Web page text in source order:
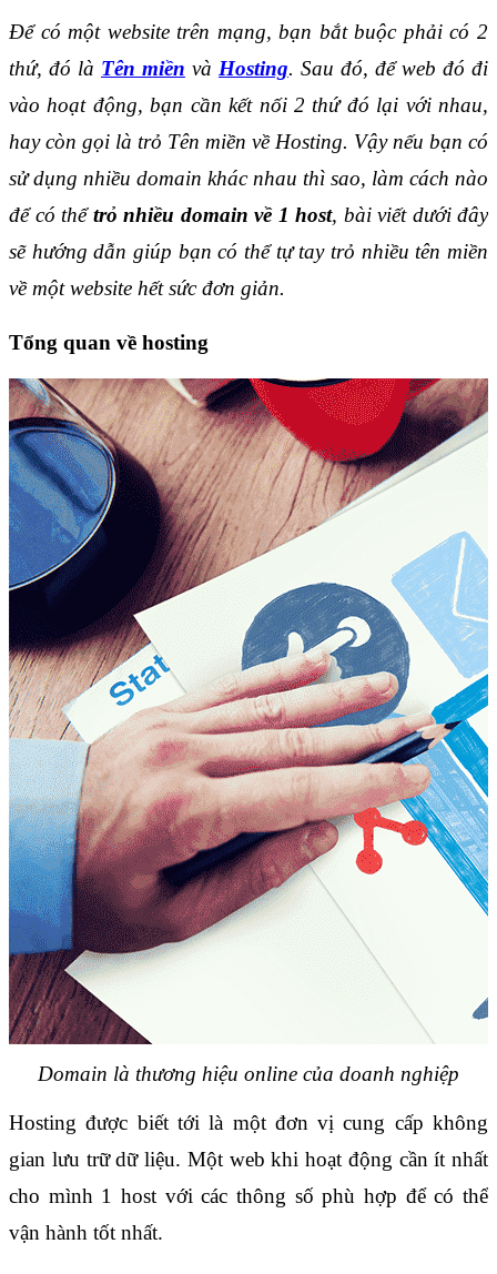
Để có một website trên mạng, bạn bắt buộc phải có 2
thứ, đó là Tên miền và Hosting. Sau đó, để web đó đi
vào hoạt động, bạn cần kết nối 2 thứ đó lại với nhau,
hay còn gọi là trỏ Tên miền về Hosting. Vậy nếu bạn có
sử dụng nhiều domain khác nhau thì sao, làm cách nào
để có thể trỏ nhiều domain về 1 host, bài viết dưới đây
sẽ hướng dẫn giúp bạn có thể tự tay trỏ nhiều tên miền
về một website hết sức đơn giản.
Tổng quan về hosting
Domain là thương hiệu online của doanh nghiệp
Hosting được biết tới là một đơn vị cung cấp không
gian lưu trữ dữ liệu. Một web khi hoạt động cần ít nhất
cho mình 1 host với các thông số phù hợp để có thể
vận hành tốt nhất.